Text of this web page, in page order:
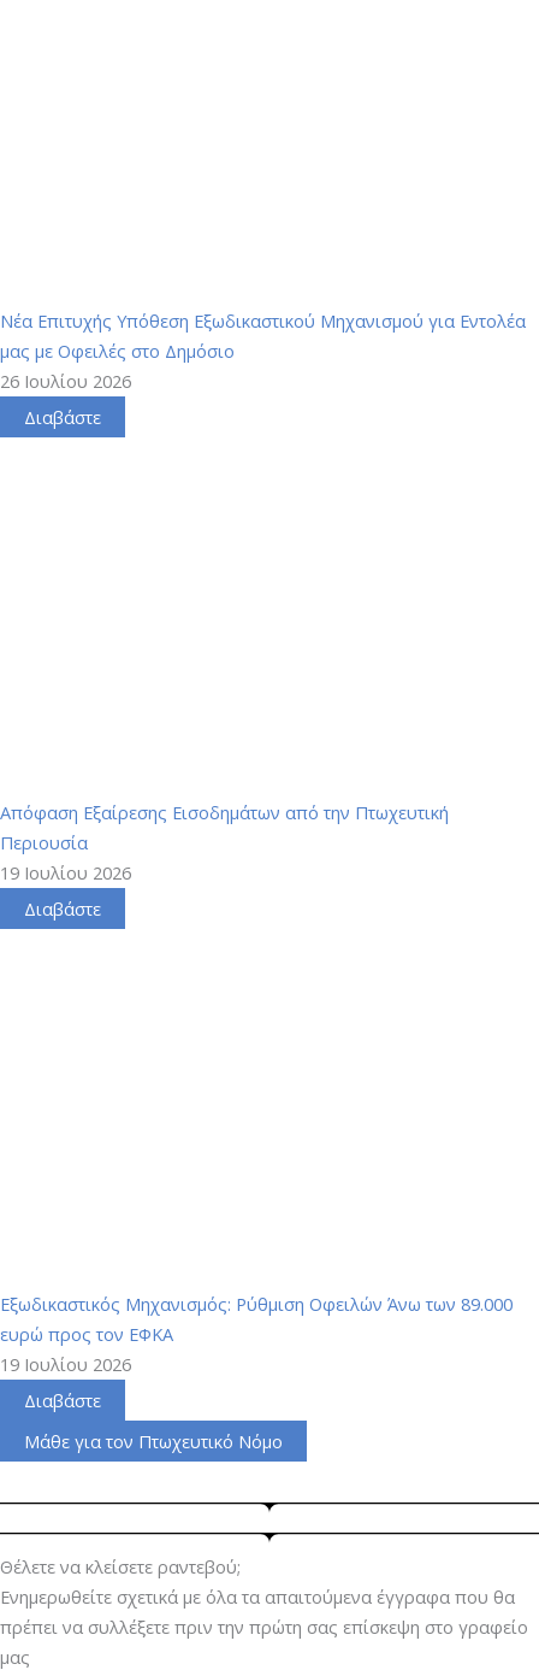
Νέα Επιτυχής Υπόθεση Εξωδικαστικού Μηχανισμού για Εντολέα
μας με Οφειλές στο Δημόσιο
26 Ιουλίου 2026
Διαβάστε
Απόφαση Εξαίρεσης Εισοδημάτων από την Πτωχευτική
Περιουσία
19 Ιουλίου 2026
Διαβάστε
Εξωδικαστικός Μηχανισμός: Ρύθμιση Οφειλών Άνω των 89.000
ευρώ προς τον ΕΦΚΑ
19 Ιουλίου 2026
Διαβάστε
Μάθε για τον Πτωχευτικό Νόμο
Θέλετε να κλείσετε ραντεβού;
Ενημερωθείτε σχετικά με όλα τα απαιτούμενα έγγραφα που θα
πρέπει να συλλέξετε πριν την πρώτη σας επίσκεψη στο γραφείο
μας